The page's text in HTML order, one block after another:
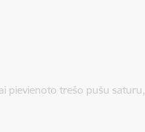
pievienoto trešo pušu saturu,